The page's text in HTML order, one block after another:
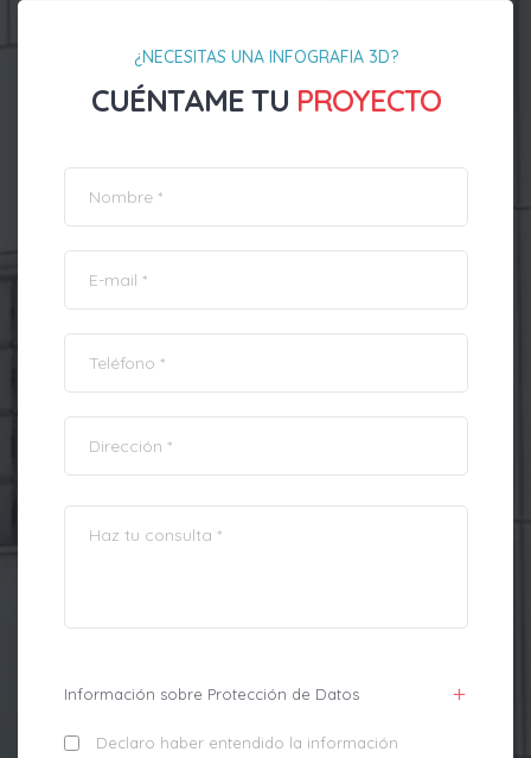
¿NECESITAS UNA INFOGRAFIA 3D?
CUÉNTAME TU PROYECTO
Información sobre Protección de Datos
Declaro haber entendido la información